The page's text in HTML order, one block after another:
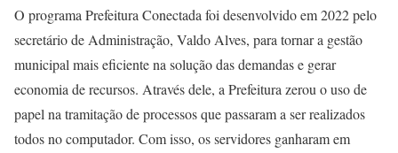
O programa Prefeitura Conectada foi desenvolvido em 2022 pelo
secretário de Administração, Valdo Alves, para tornar a gestão
municipal mais eficiente na solução das demandas e gerar
economia de recursos. Através dele, a Prefeitura zerou o uso de
papel na tramitação de processos que passaram a ser realizados
todos no computador. Com isso, os servidores ganharam em